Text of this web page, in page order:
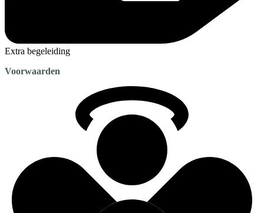
Extra begeleiding
Voorwaarden